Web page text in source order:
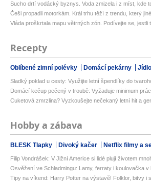
Sucho drtí vodácký byznys. Voda zmizela i z míst, kde
Češi propadli motorkám. Král trhu těží z trendu, který
Vláda proškrtala mapu větrných zón. Podívejte se, jestli
Recepty
Oblíbené zimní polévky Domácí pekárny
Sladký poklad u cesty: Využijte letní špendlíky do
Domácí kečup pečený v troubě: Vyžaduje minimum
Cuketová zmrzlina? Vyzkoušejte nečekaný letní hit a
Hobby a zábava
BLESK Tlapky Divoký kačer Netflix filmy a
Filip Vondrášek: V Jižní Americe si lidé plují životem
Osvěžení ve Schladmingu: Lamy, ferraty i koulovačka v
Tipy na víkend: Harry Potter na výstavě! Folklor, bitvy i